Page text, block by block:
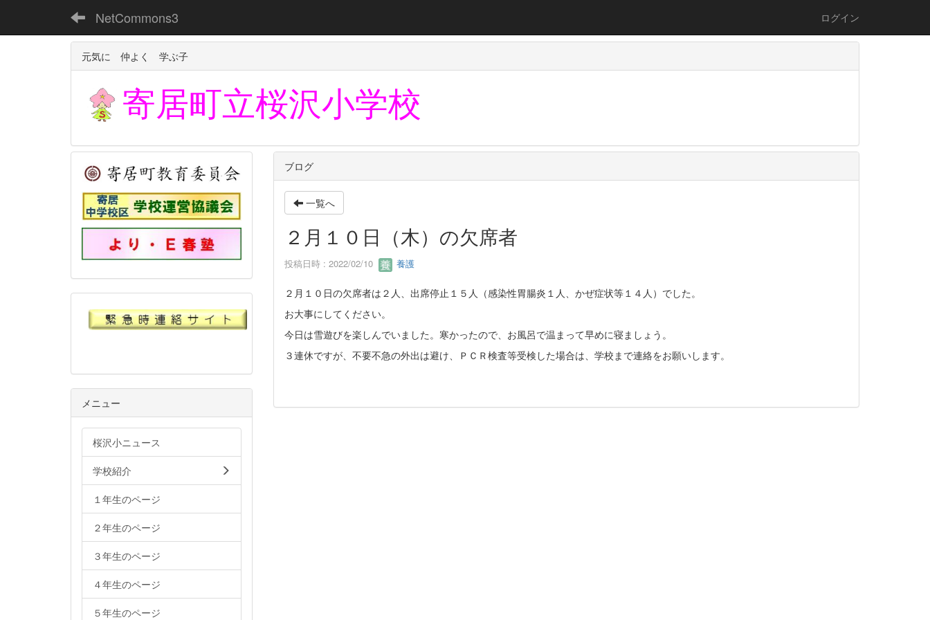
NetCommons3 ログイン
元気に 仲よく 学ぶ子
寄居町立桜沢小学校
ブログ
一覧へ
２月１０日（木）の欠席者
投稿日時 : 2022/02/10 養護
２月１０日の欠席者は２人、出席停止１５人（感染性胃腸炎１人、かぜ症状等１４人）でした。
お大事にしてください。
今日は雪遊びを楽しんでいました。寒かったので、お風呂で温まって早めに寝ましょう。
３連休ですが、不要不急の外出は避け、ＰＣＲ検査等受検した場合は、学校まで連絡をお願いします。
メニュー
桜沢小ニュース
学校紹介
１年生のページ
２年生のページ
３年生のページ
４年生のページ
５年生のページ